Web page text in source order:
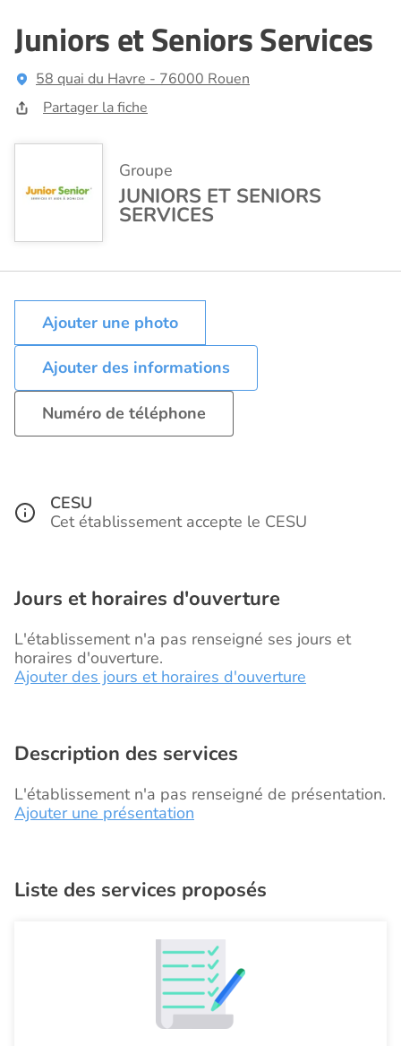
Juniors et Seniors Services
58 quai du Havre - 76000 Rouen
Partager la fiche
Groupe
JUNIORS ET SENIORS
SERVICES
Ajouter des informations
Numéro de téléphone
CESU
Cet établissement accepte le CESU
Jours et horaires d'ouverture
L'établissement n'a pas renseigné ses jours et
horaires d'ouverture.
Ajouter des jours et horaires d'ouverture
Description des services
L'établissement n'a pas renseigné de présentation.
Ajouter une présentation
Liste des services proposés